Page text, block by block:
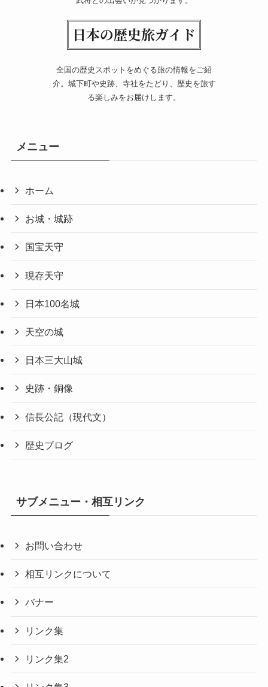
全国の歴史スポットをめぐる旅の情報をご紹
介。城下町や史跡、寺社をたどり、歴史を旅す
る楽しみをお届けします。
メニュー
ホーム
お城・城跡
国宝天守
現存天守
日本100名城
天空の城
日本三大山城
史跡・銅像
信長公記（現代文）
歴史ブログ
サブメニュー・相互リンク
お問い合わせ
相互リンクについて
バナー
リンク集
リンク集2